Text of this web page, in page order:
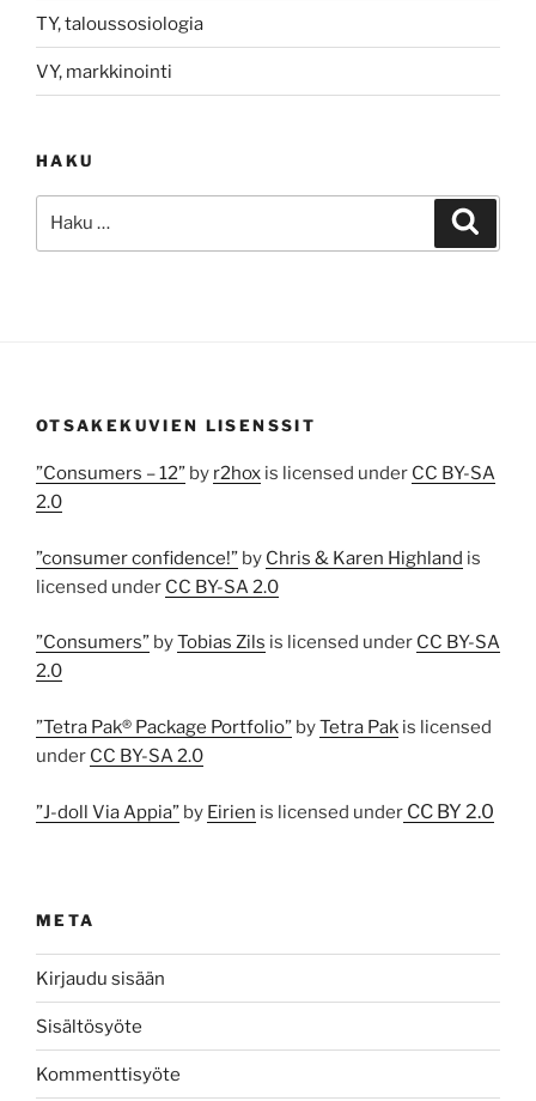
TY, taloussosiologia
VY, markkinointi
HAKU
OTSAKEKUVIEN LISENSSIT
”Consumers – 12” by r2hox is licensed under CC BY-SA
2.0
”consumer confidence!” by Chris & Karen Highland is
licensed under CC BY-SA 2.0
”Consumers” byTobias Zils is licensed under CC BY-SA
2.0
”Tetra Pak® Package Portfolio” byTetra Pak is licensed
under CC BY-SA 2.0
”J-doll Via Appia” by Eirien is licensed under CC BY 2.0
META
Kirjaudu sisään
Sisältösyöte
Kommenttisyöte